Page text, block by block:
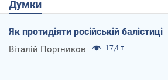
Думки
Як протидіяти російській балістиці
Віталій Портников 17,4 т.